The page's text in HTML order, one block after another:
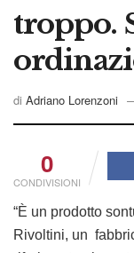
troppo.
di Adriano Lorenzoni
0
CONDIVISIONI
“È un prodotto
Rivoltini, un